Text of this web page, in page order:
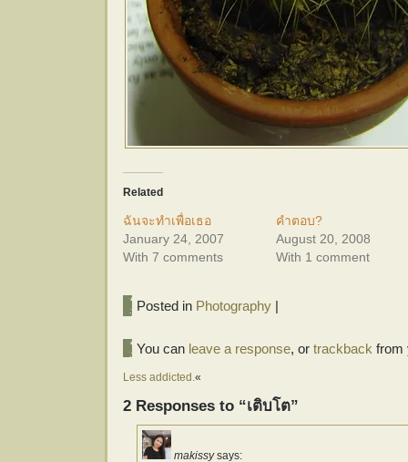
Related
ฉันจะทำเพื่อเธอ
January 24, 2007
With 7 comments
คำตอบ?
August 20, 2008
With 1 comment
Posted in Photography |
You can leave a response, or trackback from
Less addicted.«
2 Responses to “เติบโต”
makissy says: